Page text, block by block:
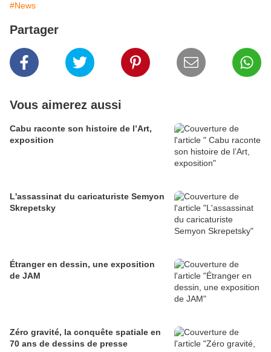
#News
Partager
Vous aimerez aussi
Cabu raconte son histoire de l’Art,
exposition
L'assassinat du caricaturiste Semyon
Skrepetsky
Étranger en dessin, une exposition
de JAM
Zéro gravité, la conquête spatiale en
70 ans de dessins de presse